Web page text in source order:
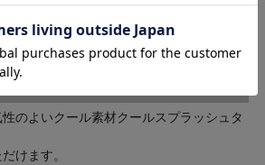
のよいクール素材クールスプラッシュタ
けます。